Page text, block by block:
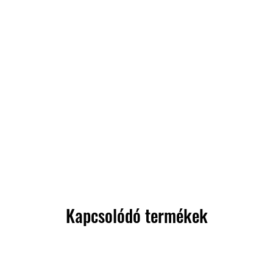
Kapcsolódó termékek